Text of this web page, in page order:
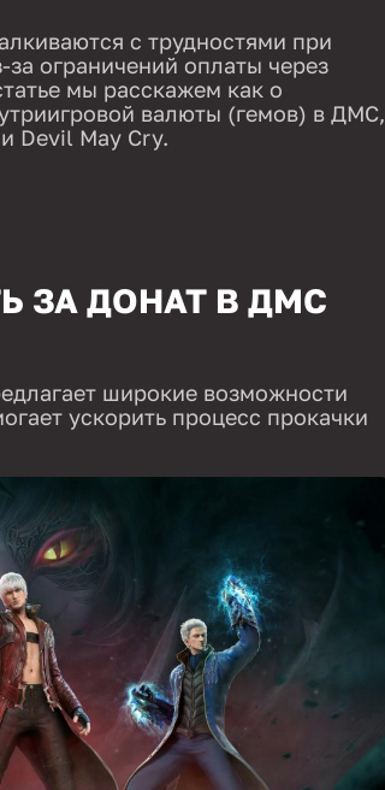
с трудностями при
ограничений оплаты через
мы расскажем как о
валюты (гемов) в ДМС,
Devil May Cry.
ЗА ДОНАТ В ДМС
широкие возможности
ускорить процесс прокачки